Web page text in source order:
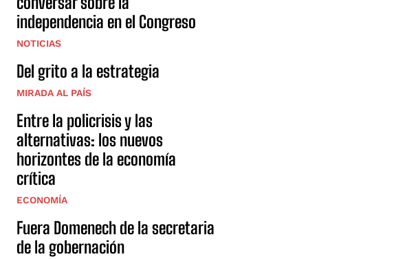
independencia en el Congreso
NOTICIAS
Del grito a la estrategia
MIRADA AL PAÍS
Entre la policrisis y las
alternativas: los nuevos
horizontes de la economía
crítica
ECONOMÍA
Fuera Domenech de la secretaria
de la gobernación